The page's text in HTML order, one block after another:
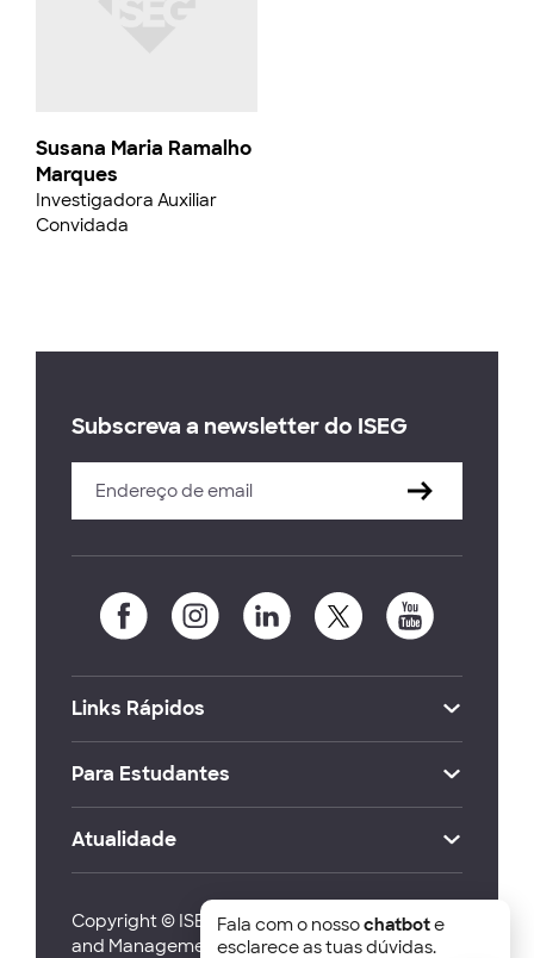
Susana Maria Ramalho
Marques
Investigadora Auxiliar
Convidada
Subscreva a newsletter do ISEG
Links Rápidos
Para Estudantes
Atualidade
Copyright © ISEG Lisbon School of Economics
and Management 2026
Fala com o nossochatbote
esclarece as tuas dúvidas.